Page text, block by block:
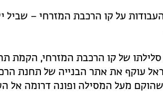
על קו הרכבת המזרחי – שביל
של קו הרכבת המזרחי, הקמת
עוקף את אתר הבנייה של תחנת
מעל המסילה ופונה דרומה אל